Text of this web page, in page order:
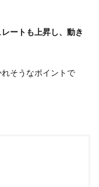
ートも上昇し、動き
そうなポイントで